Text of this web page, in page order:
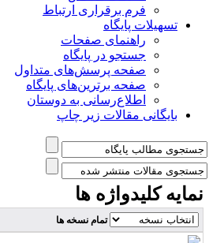
فرم برقراری ارتباط
تسهیلات پایگاه
راهنمای صفحات
جستجو در پایگاه
صفحه پرسش‌های متداول
صفحه برترین‌های پایگاه
اطلاع‌رسانی به دوستان
بایگانی مقالات زیر چاپ
کلیدواژه ها
تمام نسخه ها